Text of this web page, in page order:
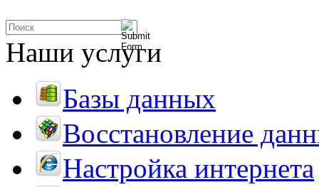
Наши услуги
Базы данных
Восстановление
Настройка интернета